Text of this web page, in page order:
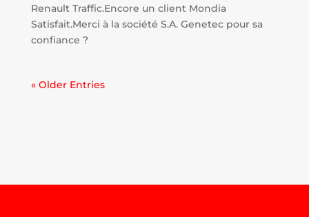
Renault Traffic.Encore un client Mondia
Satisfait.Merci à la société S.A. Genetec pour sa
confiance ?
« Older Entries